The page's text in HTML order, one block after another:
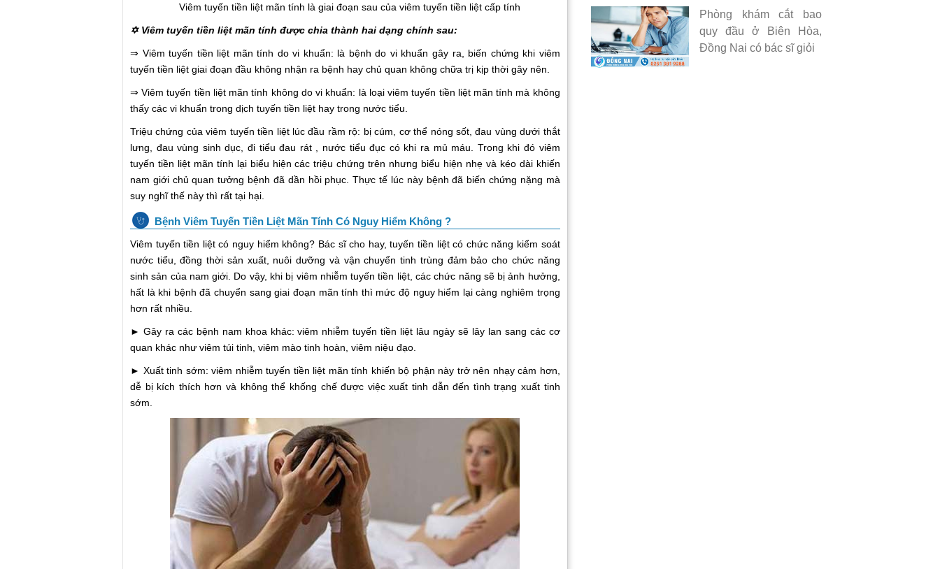
Viêm tuyến tiền liệt mãn tính là giai đoạn sau của viêm tuyến tiền liệt cấp tính
✡​ Viêm tuyến tiền liệt mãn tính được chia thành hai dạng chính sau:
⇒ Viêm tuyến tiền liệt mãn tính do vi khuẩn: là bệnh do vi khuẩn gây ra, biến chứng khi viêm
tuyến tiền liệt giai đoạn đầu không nhận ra bệnh hay chủ quan không chữa trị kịp thời gây nên.
⇒ Viêm tuyến tiền liệt mãn tính không do vi khuẩn: là loại viêm tuyến tiền liệt mãn tính mà không
thấy các vi khuẩn trong dịch tuyến tiền liệt hay trong nước tiểu.
Triệu chứng của viêm tuyến tiền liệt lúc đầu rầm rộ: bị cúm, cơ thể nóng sốt, đau vùng dưới thắt
lưng, đau vùng sinh dục, đi tiểu đau rát , nước tiểu đục có khi ra mủ máu. Trong khi đó viêm
tuyến tiền liệt mãn tính lại biểu hiện các triệu chứng trên nhưng biểu hiện nhẹ và kéo dài khiến
nam giới chủ quan tưởng bệnh đã dần hồi phục. Thực tế lúc này bệnh đã biến chứng nặng mà
suy nghĩ thế này thì rất tại hại.
Bệnh Viêm Tuyến Tiền Liệt Mãn Tính Có Nguy Hiểm Không ?
Viêm tuyến tiền liệt có nguy hiểm không? Bác sĩ cho hay, tuyến tiền liệt có chức năng kiểm soát
nước tiểu, đồng thời sản xuất, nuôi dưỡng và vận chuyển tinh trùng đảm bảo cho chức năng
sinh sản của nam giới. Do vậy, khi bị viêm nhiễm tuyến tiền liệt, các chức năng sẽ bị ảnh hưởng,
hất là khi bệnh đã chuyển sang giai đoạn mãn tính thì mức độ nguy hiểm lại càng nghiêm trọng
hơn rất nhiều.
► Gây ra các bệnh nam khoa khác: viêm nhiễm tuyến tiền liệt lâu ngày sẽ lây lan sang các cơ
quan khác như viêm túi tinh, viêm mào tinh hoàn, viêm niệu đạo.
►​ Xuất tinh sớm: viêm nhiễm tuyến tiền liệt mãn tính khiến bộ phận này trở nên nhạy cảm hơn,
dễ bị kích thích hơn và không thể khống chế được việc xuất tinh dẫn đến tình trạng xuất tinh
sớm.
Phòng khám cắt bao
quy đầu ở Biên Hòa,
Đồng Nai có bác sĩ giỏi